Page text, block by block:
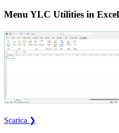
Menu YLC Utilities in Excel
Scarica ❯